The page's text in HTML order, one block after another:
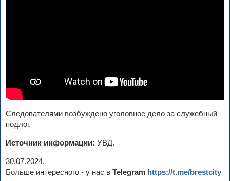
Следователями возбуждено уголовное дело за служебный
подлог.
Источник информации: УВД.
30.07.2024.
Больше интересного - у нас в Telegram https://t.me/brestcity